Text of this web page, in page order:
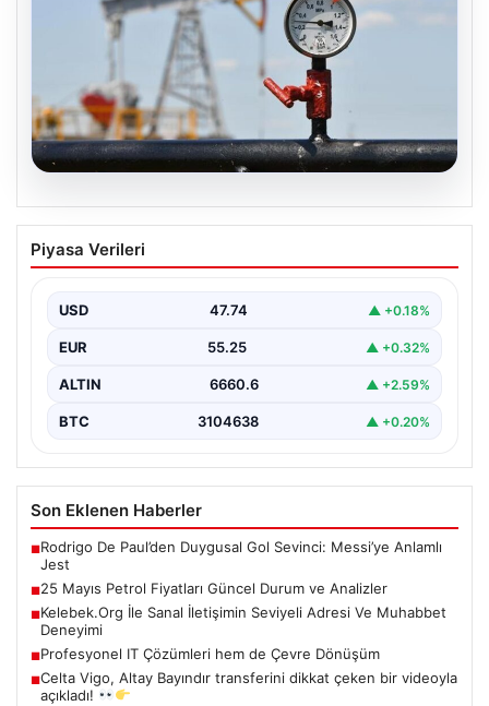
08.08.2026
25 Mayıs Petrol Fiyatları Güncel Durum
ve Analizler
edilirken, özellikle Orta Doğu bölgesinde yaşanan
gelişmeler petrol…
Piyasa Verileri
USD 47.74 ▲ +0.18%
EUR 55.25 ▲ +0.32%
ALTIN 6660.6 ▲ +2.59%
BTC 3104638 ▲ +0.20%
Son Eklenen Haberler
■Rodrigo De Paul’den Duygusal Gol Sevinci: Messi’ye Anlamlı
Jest
■25 Mayıs Petrol Fiyatları Güncel Durum ve Analizler
■Kelebek.Org İle Sanal İletişimin Seviyeli Adresi Ve Muhabbet
Deneyimi
■Profesyonel IT Çözümleri hem de Çevre Dönüşüm
■Celta Vigo, Altay Bayındır transferini dikkat çeken bir videoyla
açıkladı!